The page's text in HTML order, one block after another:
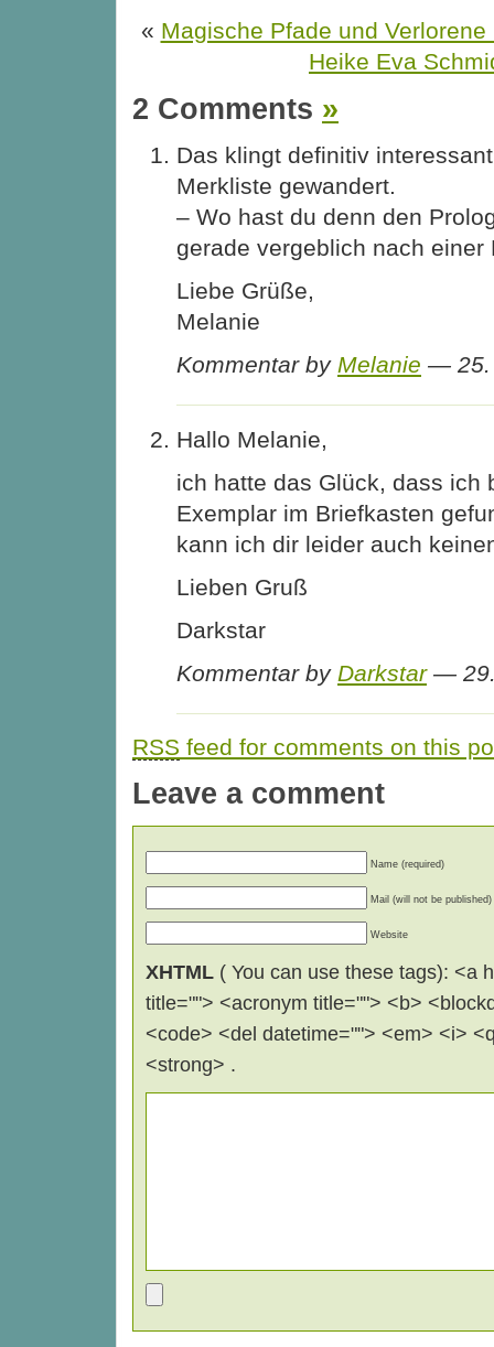
« Magische Pfade und Verlorene
Heike Eva
2 Comments »
Das klingt definitiv
Merkliste gewandert.
– Wo hast du denn den
gerade vergeblich nach einer
Liebe Grüße,
Melanie
Kommentar by Melanie — 25.
Hallo Melanie,
ich hatte das Glück, dass ich
Exemplar im Briefkasten
kann ich dir leider auch
Lieben Gruß
Darkstar
Kommentar by Darkstar— 29.
RSS feed for comments on this
Leave a comment
Name (required)
Mail (will not be published)
Website
XHTML ( You can use these tags): <a
title=""> <acronym title=""> <b>
<code> <del datetime=""> <em> <i>
<strong> .